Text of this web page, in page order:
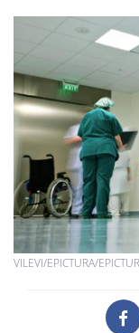
VILEVI/EPICTURA/